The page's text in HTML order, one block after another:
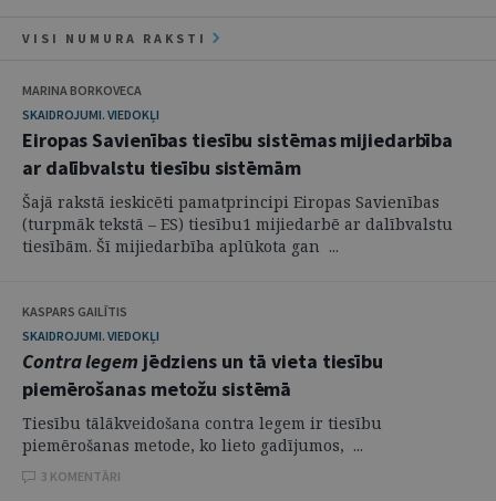
VISI NUMURA RAKSTI
MARINA BORKOVECA
SKAIDROJUMI. VIEDOKĻI
Eiropas Savienības tiesību sistēmas mijiedarbība
ar dalībvalstu tiesību sistēmām
Šajā rakstā ieskicēti pamatprincipi Eiropas Savienības
(turpmāk tekstā – ES) tiesību1 mijiedarbē ar dalībvalstu
tiesībām. Šī mijiedarbība aplūkota gan ...
KASPARS GAILĪTIS
SKAIDROJUMI. VIEDOKĻI
Contra legem jēdziens un tā vieta tiesību
piemērošanas metožu sistēmā
Tiesību tālākveidošana contra legem ir tiesību
piemērošanas metode, ko lieto gadījumos, ...
3 KOMENTĀRI